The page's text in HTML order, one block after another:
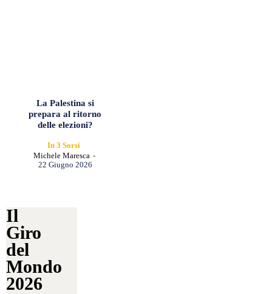
La Palestina si
prepara al ritorno
delle elezioni?
In 3 Sorsi
Michele Maresca -
22 Giugno 2026
Il
Giro
del
Mondo
2026